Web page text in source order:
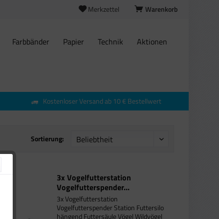
Warenkorb
Merkzettel
Farbbänder Papier Technik Aktionen
Kostenloser Versand ab 10 € Bestellwert
Sortierung:
3x Vogelfutterstation
Vogelfutterspender...
3x Vogelfutterstation
Vogelfutterspender Station Futtersilo
hängend Futtersäule Vögel Wildvögel